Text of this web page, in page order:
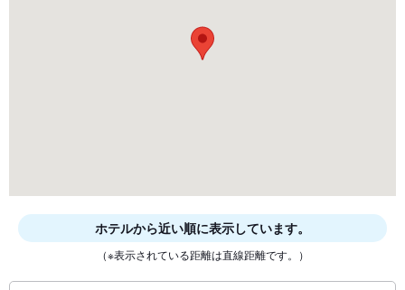
ホテルから近い順に表示しています。
（※表示されている距離は直線距離です。）